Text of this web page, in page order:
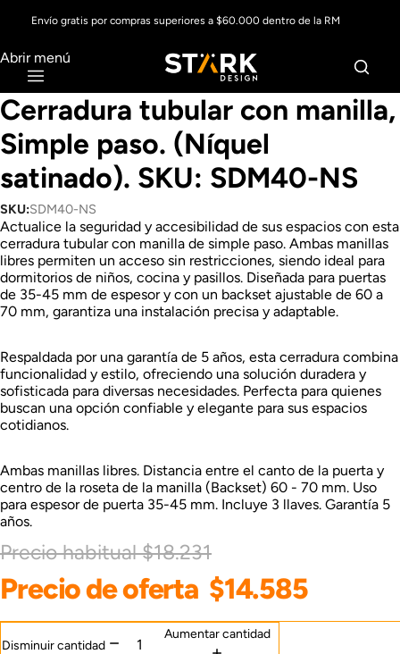
Envío gratis por compras superiores a $60.000 dentro de la RM
Abrir menú
Cerradura tubular con manilla,
Simple paso. (Níquel
satinado). SKU: SDM40-NS
SKU:SDM40-NS
Actualice la seguridad y accesibilidad de sus espacios con esta
cerradura tubular con manilla de simple paso. Ambas manillas
libres permiten un acceso sin restricciones, siendo ideal para
dormitorios de niños, cocina y pasillos. Diseñada para puertas
de 35-45 mm de espesor y con un backset ajustable de 60 a
70 mm, garantiza una instalación precisa y adaptable.
Respaldada por una garantía de 5 años, esta cerradura combina
funcionalidad y estilo, ofreciendo una solución duradera y
sofisticada para diversas necesidades. Perfecta para quienes
buscan una opción confiable y elegante para sus espacios
cotidianos.
Ambas manillas libres. Distancia entre el canto de la puerta y
centro de la roseta de la manilla (Backset) 60 - 70 mm. Uso
para espesor de puerta 35-45 mm. Incluye 3 llaves. Garantía 5
años.
Precio habitual$18.231
Precio de oferta $14.585
Disminuir cantidad
Aumentar cantidad